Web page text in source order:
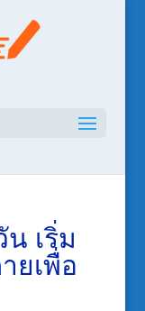
เริ่ม
ยเพื่อ